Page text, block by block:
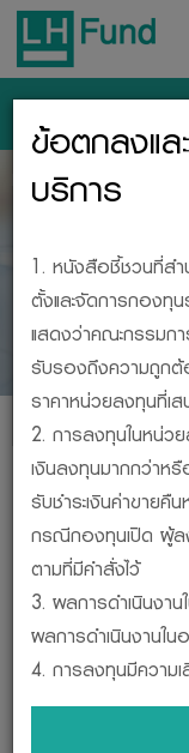
หน้าหลัก กองทุนรวม
เมนูกองทุน
พิมพ์ห
กองทุนเ
ชนิดสะส
ข้อมูล ณ วัน
ข้อตกลงแล
บริการ
1. หนังสือชี้ชวนที่สำ
ตั้งและจัดการกองทุน
แสดงว่าคณะกรรมก
รับรองถึงความถูกต้
ราคาหน่วยลงทุนที่เ
2. การลงทุนในหน่ว
เงินลงทุนมากกว่าหรื
รับชำระเงินค่าขายคื
กรณีกองทุนเปิด ผู้ล
ตามที่มีคำสั่งไว้
3. ผลการดำเนินงา
ผลการดำเนินงานใน
4. การลงทุนมีความ
ชวนและคู่มือภาษีก่อน
ใช้อ้างอิงในอนาค